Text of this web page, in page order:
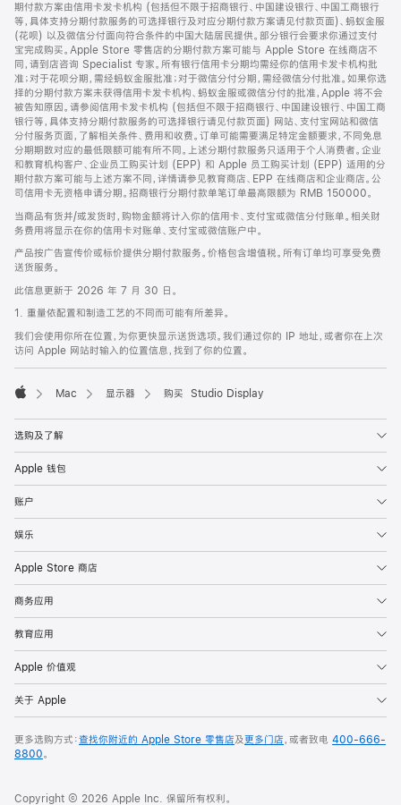
期付款方案由信用卡发卡机构 (包括但不限于招商银行、中国建设银行、中国工商银行
等，具体支持分期付款服务的可选择银行及对应分期付款方案请见付款页面)、蚂蚁金服
(花呗) 以及微信分付面向符合条件的中国大陆居民提供。部分银行会要求你通过支付
宝完成购买。Apple Store 零售店的分期付款方案可能与 Apple Store 在线商店不
同，请到店咨询 Specialist 专家。所有银行信用卡分期均需经你的信用卡发卡机构批
准；对于花呗分期，需经蚂蚁金服批准；对于微信分付分期，需经微信分付批准。如果你选
择的分期付款方案未获得信用卡发卡机构、蚂蚁金服或微信分付的批准，Apple 将不会
被告知原因。请参阅信用卡发卡机构 (包括但不限于招商银行、中国建设银行、中国工商
银行等，具体支持分期付款服务的可选择银行请见付款页面) 网站、支付宝网站和微信
分付服务页面，了解相关条件、费用和收费。订单可能需要满足特定金额要求，不同免息
分期期数对应的最低限额可能有所不同。上述分期付款服务只适用于个人消费者。企业
和教育机构客户、企业员工购买计划 (EPP) 和 Apple 员工购买计划 (EPP) 适用的分
期付款方案可能与上述方案不同，详情请参见教育商店、EPP 在线商店和企业商店。公
司信用卡无资格申请分期。招商银行分期付款单笔订单最高限额为 RMB 150000。
当商品有货并/或发货时，购物金额将计入你的信用卡、支付宝或微信分付账单。相关财
务费用将显示在你的信用卡对账单、支付宝或微信账户中。
产品按广告宣传价或标价提供分期付款服务。价格包含增值税。所有订单均可享受免费
送货服务。
此信息更新于 2026 年 7 月 30 日。
1. 重量依配置和制造工艺的不同而可能有所差异。
我们会使用你所在位置，为你更快显示送货选项。我们通过你的 IP 地址，或者你在上次
访问 Apple 网站时输入的位置信息，找到了你的位置。
Mac 显示器 购买 Studio Display
选购及了解
Apple 钱包
账户
娱乐
Apple Store 商店
商务应用
教育应用
Apple 价值观
关于 Apple
更多选购方式：查找你附近的 Apple Store 零售店及更多门店，或者致电 400-666-
8800。
Copyright © 2026 Apple Inc. 保留所有权利。